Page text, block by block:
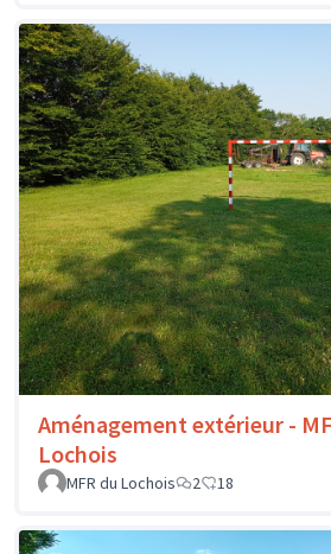
Aménagement extérieur -
Lochois
MFR du Lochois
2 18